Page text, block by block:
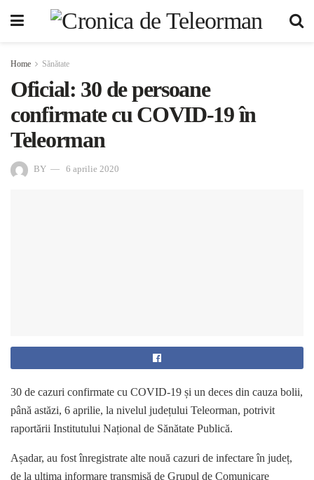
Home Sănătate
Oficial: 30 de persoane
confirmate cu COVID-19 în
Teleorman
BY 6 aprilie 2020
30 de cazuri confirmate cu COVID-19 și un deces din cauza bolii,
până astăzi, 6 aprilie, la nivelul județului Teleorman, potrivit
raportării Institutului Național de Sănătate Publică.
Așadar, au fost înregistrate alte nouă cazuri de infectare în județ,
de la ultima informare transmisă de Grupul de Comunicare